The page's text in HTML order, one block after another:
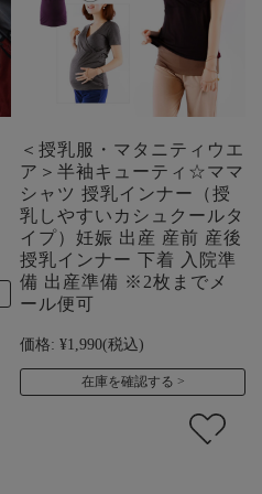
＜授乳服・マタニティウエ
ア＞半袖キューティ☆ママ
シャツ 授乳インナー（授
乳しやすいカシュクールタ
イプ）妊娠 出産 産前 産後
授乳インナー 下着 入院準
備 出産準備 ※2枚までメ
ール便可
価格: ¥1,990(税込)
在庫を確認する